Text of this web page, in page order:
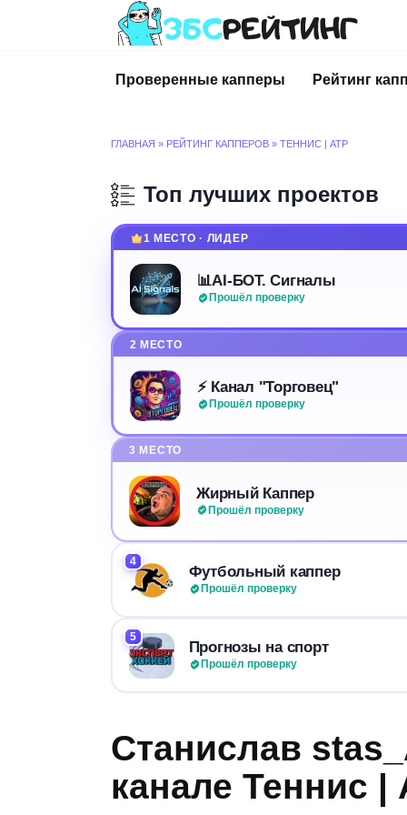
Проверенные капперы
Рейтинг
ГЛАВНАЯ » РЕЙТИНГ КАППЕРОВ » ТЕННИС | АТР
Топ лучших проектов
1 МЕСТО · ЛИДЕР
📊AI-БОТ. Сигналы
Прошёл проверку
2 МЕСТО
⚡️ Канал "Торговец"
Прошёл проверку
3 МЕСТО
Жирный Каппер
Прошёл проверку
4
Футбольный каппер
Прошёл проверку
5
Прогнозы на спорт
Прошёл проверку
Станислав
канале Теннис |